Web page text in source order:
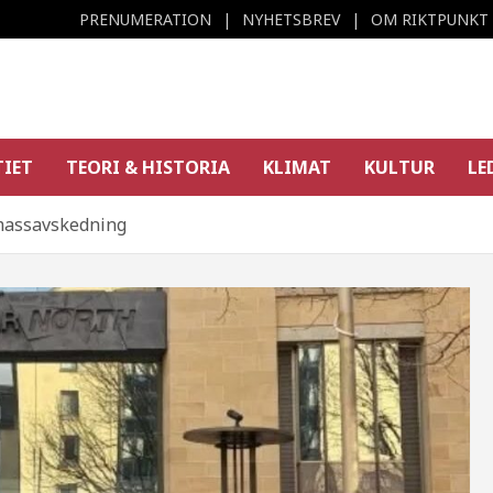
PRENUMERATION NYHETSBREV OM RIKTPUNKT
TEORI & HISTORIA KLIMAT KULTUR